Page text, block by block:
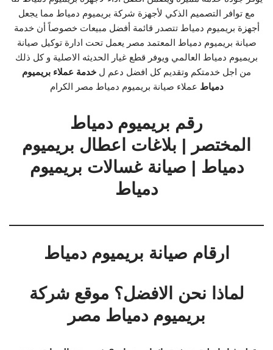
مع توافر التصميم الذكي لأجهزة شركة بريميوم دمياط مما يجعل
أجهزة بريميوم دمياط تتصدر قائمة أفضل مبيعات خصوصاً أن خدمة
صيانة بريميوم دمياط المعتمد مصر يعمل تحت ادارة توكيل صيانة
بريميوم دمياط العالمي ويوفر قطع غيار الحديثه الاصلية و كل ذلك
من اجل خدمتكم وتقديم كل افضل دعم ل خدمة عملاء بريميوم
دمياط عملاء صيانة بريميوم دمياط مصر الكرام
رقم بريميوم دمياط
المختصر | بلاغات اعطال بريميوم
دمياط | صيانة غسالات بريميوم
دمياط
ارقام صيانة بريميوم دمياط
لماذا نحن الافضل؟ موقع شركة
بريميوم دمياط مصر